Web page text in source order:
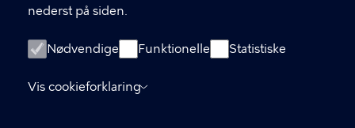
nederst på siden.
Nødvendige Funktionelle Statistiske
Vis cookieforklaring
Facebook
Instagram
Linkedin